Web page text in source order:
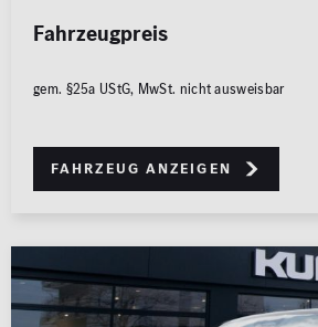
Fahrzeugpreis
gem. §25a UStG, MwSt. nicht ausweisbar
Fahrzeug anzeigen